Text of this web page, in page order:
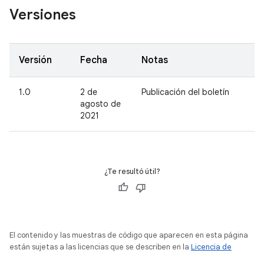
Versiones
Versión Fecha Notas
1.0
2 de
agosto de
2021
Publicación del boletín
¿Te resultó útil?
El contenido y las muestras de código que aparecen en esta página
están sujetas a las licencias que se describen en la Licencia de